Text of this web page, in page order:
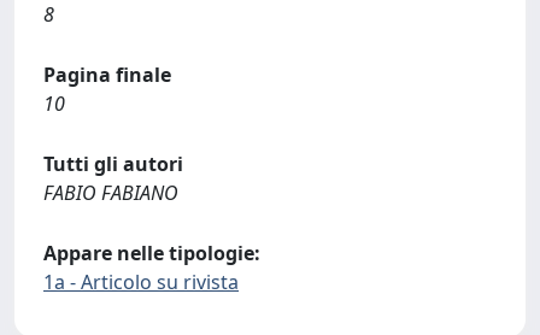
8
Pagina finale
10
Tutti gli autori
FABIO FABIANO
Appare nelle tipologie:
1a - Articolo su rivista